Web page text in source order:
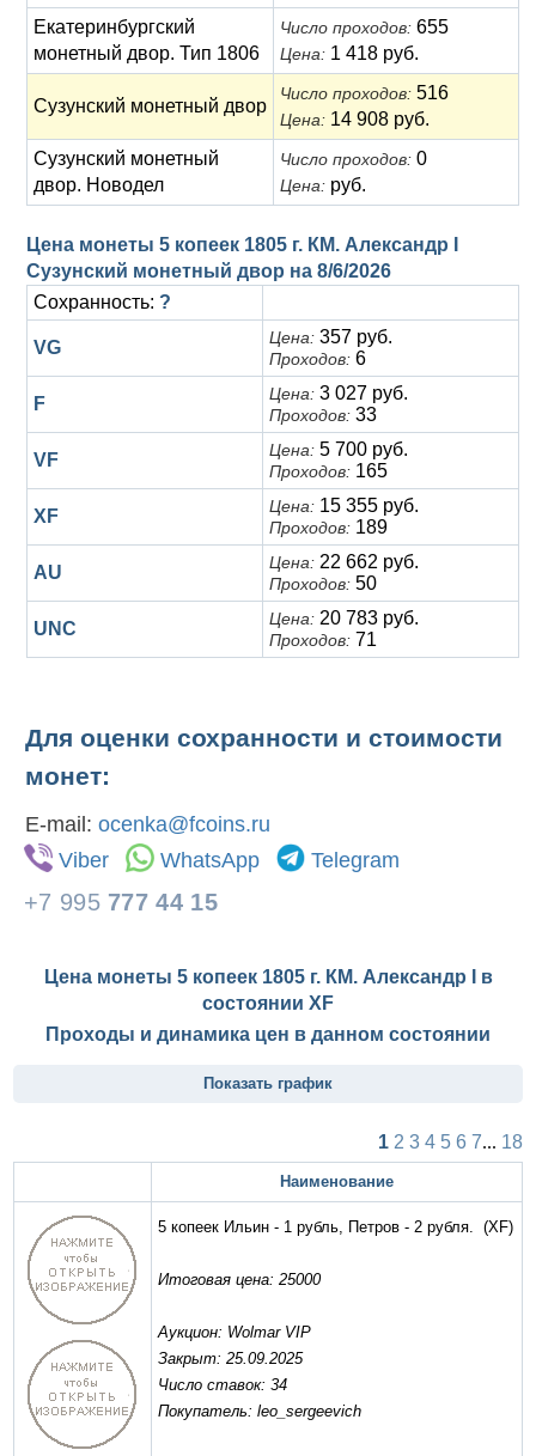
Екатеринбургский
монетный двор. Тип 1806
Число проходов: 655
Цена: 1 418 руб.
Сузунский монетный двор
Число проходов: 516
Цена: 14 908 руб.
Сузунский монетный
двор. Новодел
Число проходов: 0
Цена: руб.
Цена монеты 5 копеек 1805 г. КМ. Александр I
Сузунский монетный двор на 8/6/2026
Сохранность: ?
VG Цена: 357 руб.
Проходов: 6
F Цена: 3 027 руб.
Проходов: 33
VF Цена: 5 700 руб.
Проходов: 165
XF Цена: 15 355 руб.
Проходов: 189
AU Цена: 22 662 руб.
Проходов: 50
UNC Цена: 20 783 руб.
Проходов: 71
Для оценки сохранности и стоимости
монет:
E-mail: ocenka@fcoins.ru
Viber
WhatsApp Telegram
+7 995 777 44 15
Цена монеты 5 копеек 1805 г. КМ. Александр I в
состоянии XF
Проходы и динамика цен в данном состоянии
Показать график
1 2 3 4 5 6 7... 18
Наименование
5 копеек Ильин - 1 рубль, Петров - 2 рубля. (XF)
Итоговая цена: 25000
Аукцион: Wolmar VIP
Закрыт: 25.09.2025
Число ставок: 34
Покупатель: leo_sergeevich